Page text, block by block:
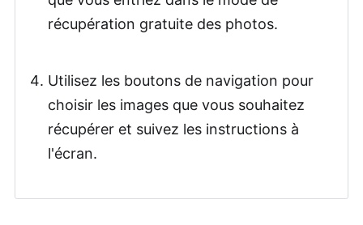
récupération gratuite des photos.
Utilisez les boutons de navigation pour
choisir les images que vous souhaitez
récupérer et suivez les instructions à
l'écran.